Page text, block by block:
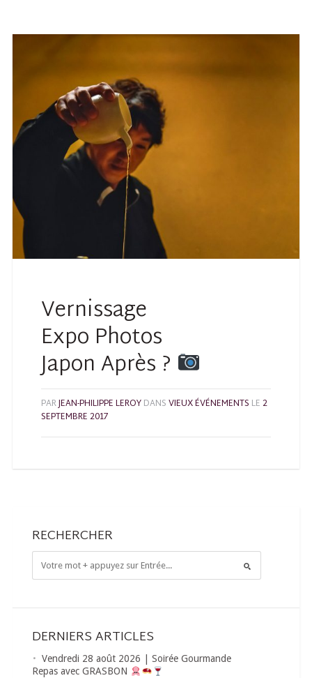
Vernissage
Expo Photos
Japon Après ?
PARJEAN-PHILIPPE LEROYDANSVIEUX ÉVÉNEMENTS LE2
SEPTEMBRE 2017
RECHERCHER
DERNIERS ARTICLES
Vendredi 28 août 2026 | Soirée Gourmande
Repas avec GRASBON